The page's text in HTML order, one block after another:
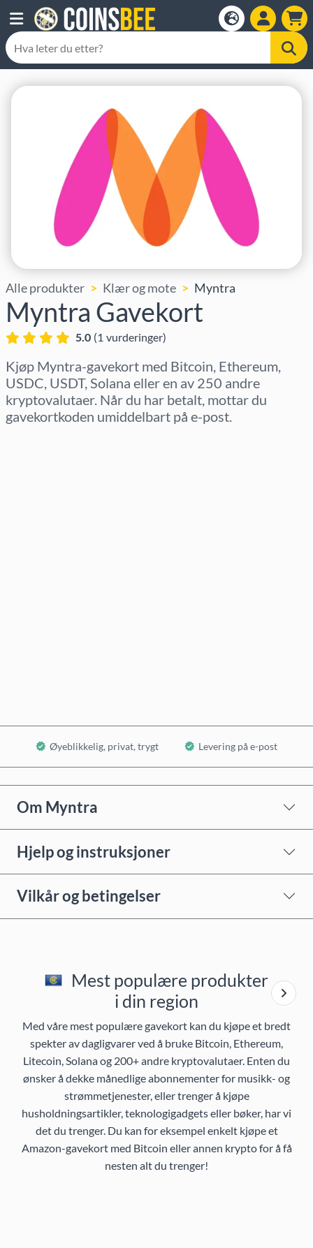
Alle produkter Klær og mote Myntra
Myntra Gavekort
5.0 (1 vurderinger)
Kjøp Myntra-gavekort med Bitcoin, Ethereum,
USDC, USDT, Solana eller en av 250 andre
kryptovalutaer. Når du har betalt, mottar du
gavekortkoden umiddelbart på e-post.
Øyeblikkelig, privat, trygt Levering på e-post
Om Myntra
Hjelp og instruksjoner
Vilkår og betingelser
Mest populære produkter
i din region
Med våre mest populære gavekort kan du kjøpe et bredt
spekter av dagligvarer ved å bruke Bitcoin, Ethereum,
Litecoin, Solana og 200+ andre kryptovalutaer. Enten du
ønsker å dekke månedlige abonnementer for musikk- og
strømmetjenester, eller trenger å kjøpe
husholdningsartikler, teknologigadgets eller bøker, har vi
det du trenger. Du kan for eksempel enkelt kjøpe et
Amazon-gavekort med Bitcoin eller annen krypto for å få
nesten alt du trenger!